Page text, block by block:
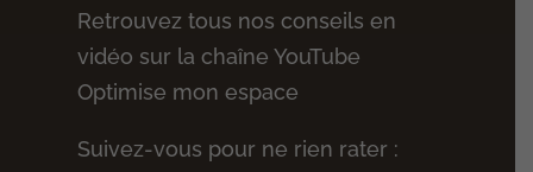
Retrouvez tous nos conseils en
vidéo sur la chaîne YouTube
Optimise mon espace
Suivez-vous pour ne rien rater :